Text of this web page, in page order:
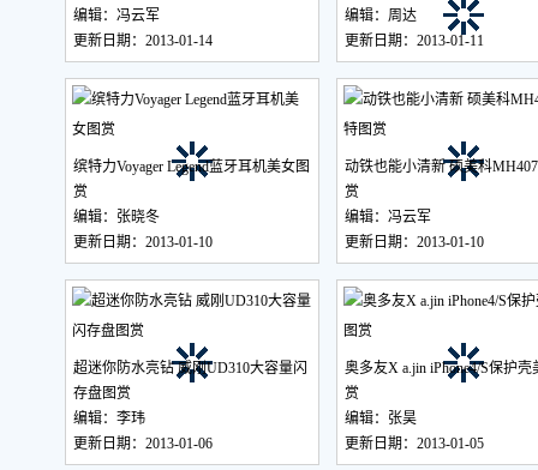
编辑：冯云军
更新日期：2013-01-14
编辑：周达
更新日期：2013-01-11
缤特力Voyager Legend蓝牙耳机美女图
赏
编辑：张晓冬
更新日期：2013-01-10
动铁也能小清新 硕美科
赏
编辑：冯云军
更新日期：2013-01-10
超迷你防水亮钻 威刚UD310大容量闪
存盘图赏
编辑：李玮
更新日期：2013-01-06
奥多友X a.jin iPhone4/S保护壳
赏
编辑：张昊
更新日期：2013-01-05